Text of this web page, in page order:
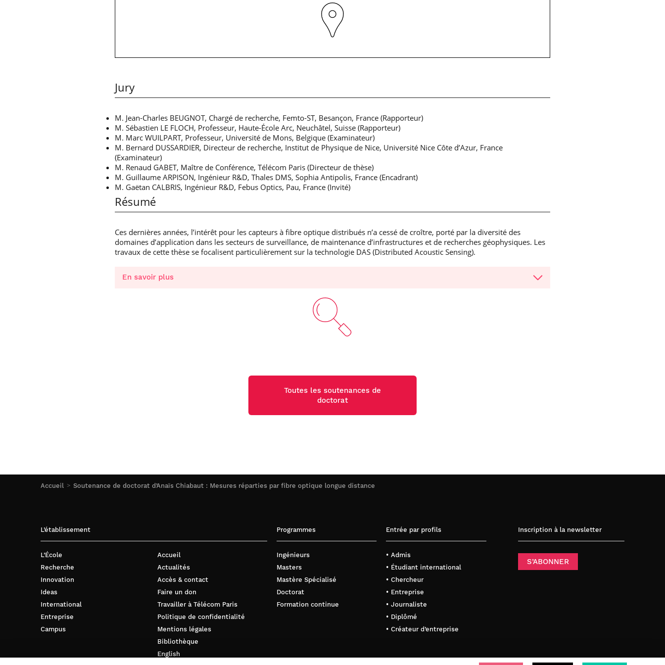
Accueil Soutenance de doctorat d’Anaïs Chiabaut : Mesures réparties par fibre optique longue distance
Jury
M. Jean-Charles BEUGNOT, Chargé de recherche, Femto-ST, Besançon, France (Rapporteur)
M. Sébastien LE FLOCH, Professeur, Haute-École Arc, Neuchâtel, Suisse (Rapporteur)
M. Marc WUILPART, Professeur, Université de Mons, Belgique (Examinateur)
M. Bernard DUSSARDIER, Directeur de recherche, Institut de Physique de Nice, Université Nice Côte d’Azur, France
(Examinateur)
M. Renaud GABET, Maître de Conférence, Télécom Paris (Directeur de thèse)
M. Guillaume ARPISON, Ingénieur R&D, Thales DMS, Sophia Antipolis, France (Encadrant)
M. Gaëtan CALBRIS, Ingénieur R&D, Febus Optics, Pau, France (Invité)
Résumé
Ces dernières années, l’intérêt pour les capteurs à fibre optique distribués n’a cessé de croître, porté par la diversité des
domaines d’application dans les secteurs de surveillance, de maintenance d’infrastructures et de recherches géophysiques. Les
travaux de cette thèse se focalisent particulièrement sur la technologie DAS (Distributed Acoustic Sensing).
En savoir plus
Toutes les soutenances de
doctorat
L’établissement
L’École
Recherche
Innovation
Ideas
International
Entreprise
Campus
Accueil
Actualités
Accès & contact
Faire un don
Travailler à Télécom Paris
Politique de confidentialité
Mentions légales
Bibliothèque
English
Programmes
Ingénieurs
Masters
Mastère Spécialisé
Doctorat
Formation continue
Entrée par profils
• Admis
• Étudiant international
• Chercheur
• Entreprise
• Journaliste
• Diplômé
• Créateur d’entreprise
Inscription à la newsletter
S’ABONNER